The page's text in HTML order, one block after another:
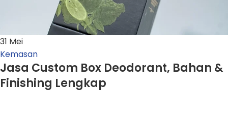
31 Mei
Kemasan
Jasa Custom Box Deodorant, Bahan &
Finishing Lengkap